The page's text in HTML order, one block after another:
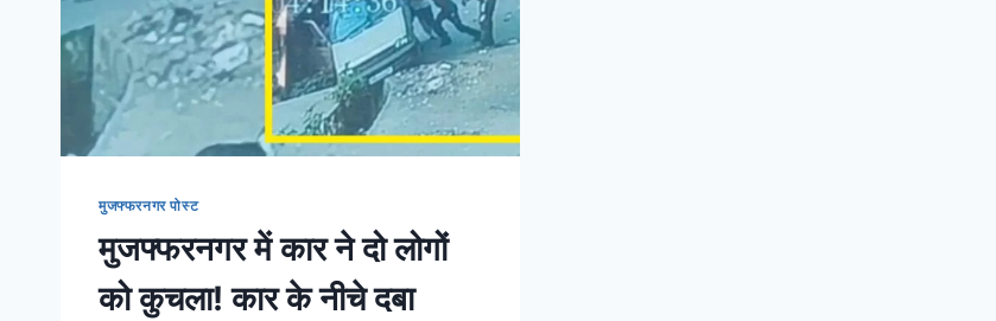
मुजफ्फरनगर पोस्ट
मुजफ्फरनगर में कार ने दो लोगों
को कुचला! कार के नीचे दबा